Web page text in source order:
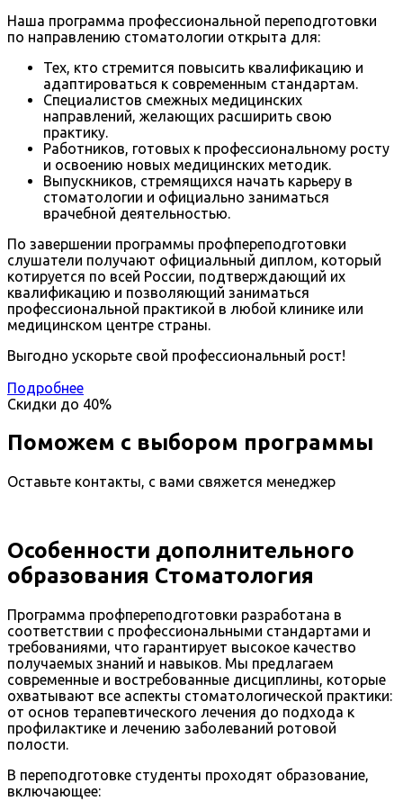
Наша программа профессиональной переподготовки
по направлению стоматологии открыта для:
Тех, кто стремится повысить квалификацию и
адаптироваться к современным стандартам.
Специалистов смежных медицинских
направлений, желающих расширить свою
практику.
Работников, готовых к профессиональному росту
и освоению новых медицинских методик.
Выпускников, стремящихся начать карьеру в
стоматологии и официально заниматься
врачебной деятельностью.
По завершении программы профпереподготовки
слушатели получают официальный диплом, который
котируется по всей России, подтверждающий их
квалификацию и позволяющий заниматься
профессиональной практикой в любой клинике или
медицинском центре страны.
Выгодно ускорьте свой профессиональный рост!
Подробнее
Скидки до 40%
Поможем с выбором программы
Оставьте контакты, с вами свяжется менеджер
Особенности дополнительного
образования Стоматология
Программа профпереподготовки разработана в
соответствии с профессиональными стандартами и
требованиями, что гарантирует высокое качество
получаемых знаний и навыков. Мы предлагаем
современные и востребованные дисциплины, которые
охватывают все аспекты стоматологической практики:
от основ терапевтического лечения до подхода к
профилактике и лечению заболеваний ротовой
полости.
В переподготовке студенты проходят образование,
включающее: